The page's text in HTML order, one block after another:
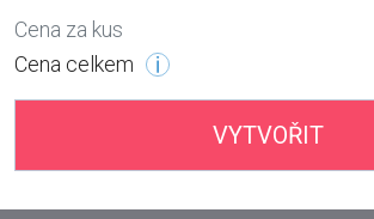
Cena za kus
Cena celkem
VYTVOŘIT